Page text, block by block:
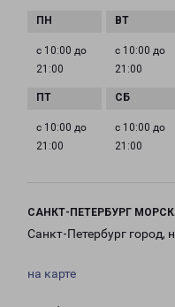
с 10:00 до
21:00
с 10:00 до
21:00
с 10:00 до
21:00
с 10:00 до
21:00
САНКТ-ПЕТЕРБУРГ
Санкт-Петербург город,
на карте